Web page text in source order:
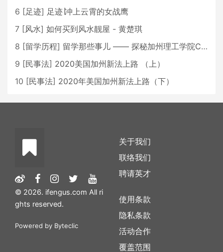
6 [足迹] 足迹∣冲上云霄的女战鹰
7 [风水] 如何买到风水靓屋 - 黄楚琪
8 [留学历程] 留学那些事儿 —— 探秘加州理工学院Caltech博士生活 [上集]
9 [民事法] 2020美国加州新法上路 （上）
10 [民事法] 2020年美国加州新法上路（下）
© 2026. ifengus.com All ri
ghts reserved.
Powered by Byteclic
关于我们
联络我们
聘请英才
使用条款
隐私条款
活动合作
覆盖范围